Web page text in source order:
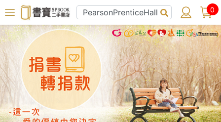
0